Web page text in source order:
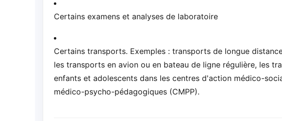
Certains examens et analyses de laboratoire
Certains transports. Exemples : transports de longue
les transports en avion ou en bateau de ligne régulière, les
enfants et adolescents dans les centres d'action médico-
médico-psycho-pédagogiques (CMPP).